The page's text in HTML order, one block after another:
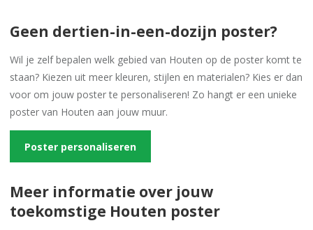
Geen dertien-in-een-dozijn poster?
Wil je zelf bepalen welk gebied van Houten op de poster komt te
staan? Kiezen uit meer kleuren, stijlen en materialen? Kies er dan
voor om jouw poster te personaliseren! Zo hangt er een unieke
poster van Houten aan jouw muur.
Poster personaliseren
Meer informatie over jouw
toekomstige Houten poster